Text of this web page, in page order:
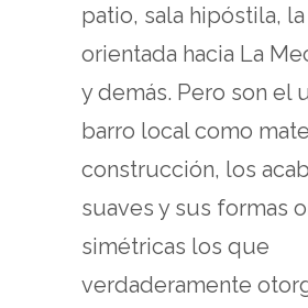
patio, sala hipóstila,
orientada hacia La
y demás. Pero son el
barro local como
construcción, los
suaves y sus formas
simétricas los que
verdaderamente